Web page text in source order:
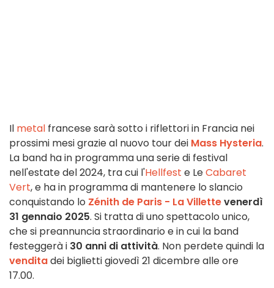
Il metal francese sarà sotto i riflettori in Francia nei
prossimi mesi grazie al nuovo tour dei Mass Hysteria.
La band ha in programma una serie di festival
nell'estate del 2024, tra cui l'Hellfest e LeCabaret
Vert, e ha in programma di mantenere lo slancio
conquistando lo Zénith de Paris - La Villettevenerdì
31 gennaio 2025. Si tratta di uno spettacolo unico,
che si preannuncia straordinario e in cui la band
festeggerà i 30 anni di attività. Non perdete quindi la
venditadei biglietti giovedì 21 dicembre alle ore
17.00.